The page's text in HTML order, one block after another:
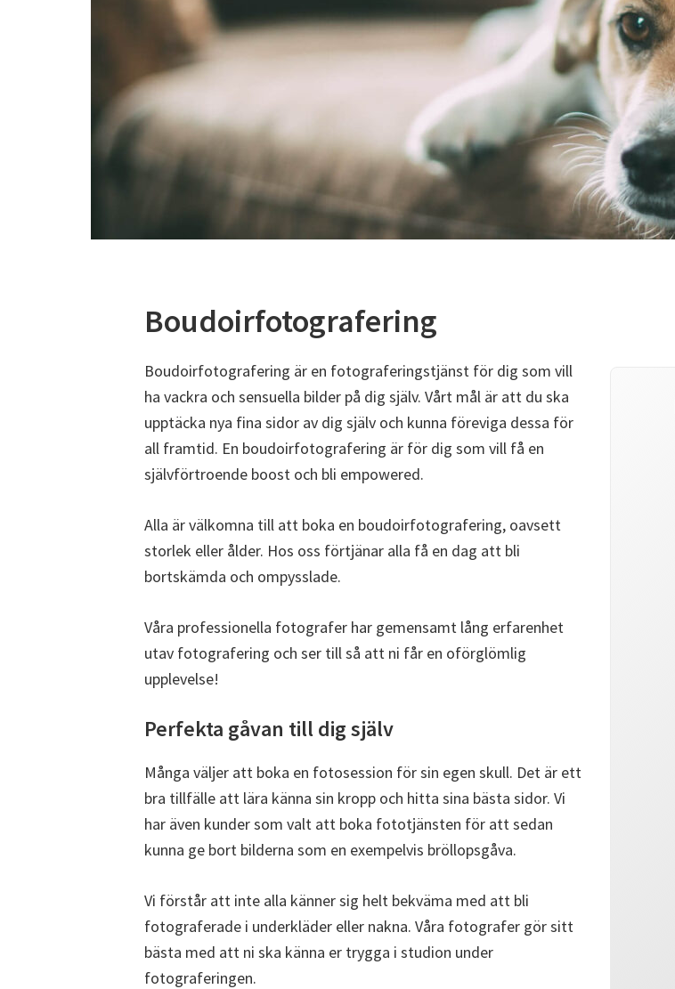
Boudoirfotografering
Boudoirfotografering är en fotograferingstjänst för dig som vill
ha vackra och sensuella bilder på dig själv. Vårt mål är att du ska
upptäcka nya fina sidor av dig själv och kunna föreviga dessa för
all framtid. En boudoirfotografering är för dig som vill få en
självförtroende boost och bli empowered.
Alla är välkomna till att boka en boudoirfotografering, oavsett
storlek eller ålder. Hos oss förtjänar alla få en dag att bli
bortskämda och ompysslade.
Våra professionella fotografer har gemensamt lång erfarenhet
utav fotografering och ser till så att ni får en oförglömlig
upplevelse!
Perfekta gåvan till dig själv
Många väljer att boka en fotosession för sin egen skull. Det är ett
bra tillfälle att lära känna sin kropp och hitta sina bästa sidor. Vi
har även kunder som valt att boka fototjänsten för att sedan
kunna ge bort bilderna som en exempelvis bröllopsgåva.
Vi förstår att inte alla känner sig helt bekväma med att bli
fotograferade i underkläder eller nakna. Våra fotografer gör sitt
bästa med att ni ska känna er trygga i studion under
fotograferingen.